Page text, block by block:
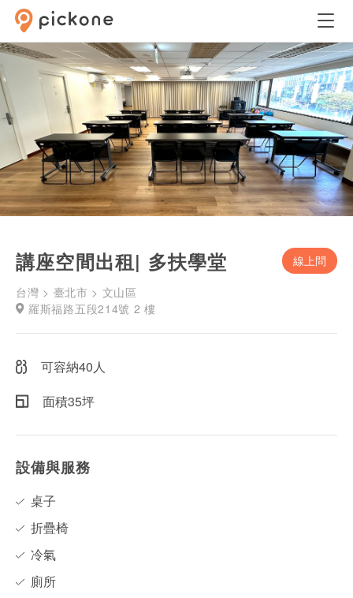
講座空間出租| 多扶學堂
線上問
台灣 > 臺北市 > 文山區
羅斯福路五段214號 2 樓
可容納40人
面積35坪
設備與服務
桌子
折疊椅
冷氣
廁所